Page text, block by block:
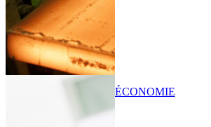
ÉCONOMIE